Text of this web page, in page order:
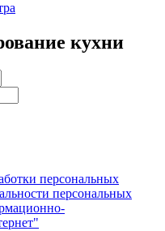
кухни
персональных
персональных